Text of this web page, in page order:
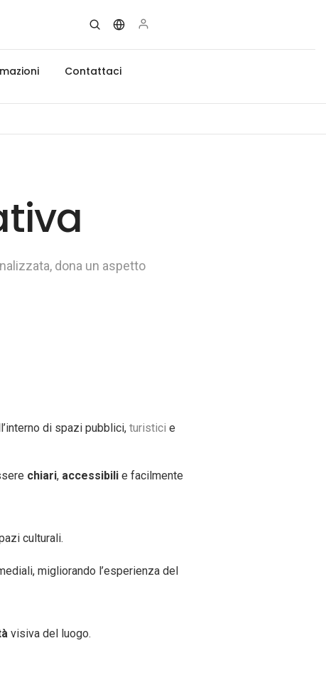
Contattaci
dona un aspetto
di spazi pubblici, turistici e
chiari, accessibilie facilmente
culturali.
migliorando l’esperienza del
visiva del luogo.